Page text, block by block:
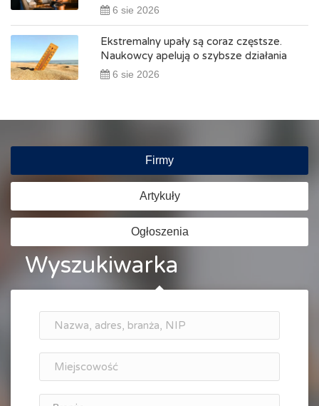
6 sie 2026
Ekstremalny upały są coraz częstsze.
Naukowcy apelują o szybsze działania
6 sie 2026
Firmy
Artykuły
Ogłoszenia
Wyszukiwarka